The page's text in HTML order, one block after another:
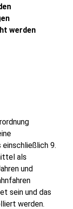
werden
einschließlich 9.
als
und
sein und das
werden.